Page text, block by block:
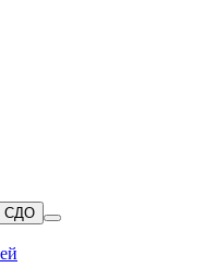
СДО